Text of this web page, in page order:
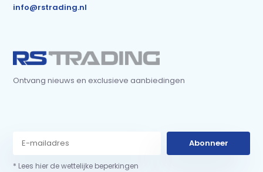
info@rstrading.nl
Ontvang nieuws en exclusieve aanbiedingen
Abonneer
* Lees hier de wettelijke beperkingen